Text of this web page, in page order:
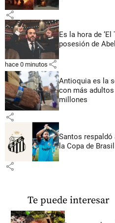
share
Es la hora de
posesión de
hace 0 minutos share
Antioquia es la
con más adultos
millones
share
Santos
la Copa de Brasil
share
Te puede interesar